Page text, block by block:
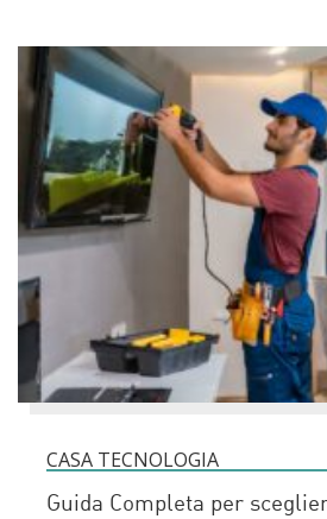
CASA TECNOLOGIA
Guida Completa per